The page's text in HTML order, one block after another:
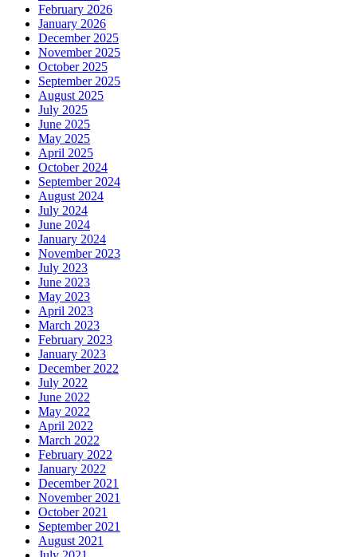
February 2026
January 2026
December 2025
November 2025
October 2025
September 2025
August 2025
July 2025
June 2025
May 2025
April 2025
October 2024
September 2024
August 2024
July 2024
June 2024
January 2024
November 2023
July 2023
June 2023
May 2023
April 2023
March 2023
February 2023
January 2023
December 2022
July 2022
June 2022
May 2022
April 2022
March 2022
February 2022
January 2022
December 2021
November 2021
October 2021
September 2021
August 2021